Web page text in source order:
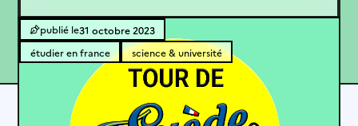
31 octobre 2023
étudier en france
science & université